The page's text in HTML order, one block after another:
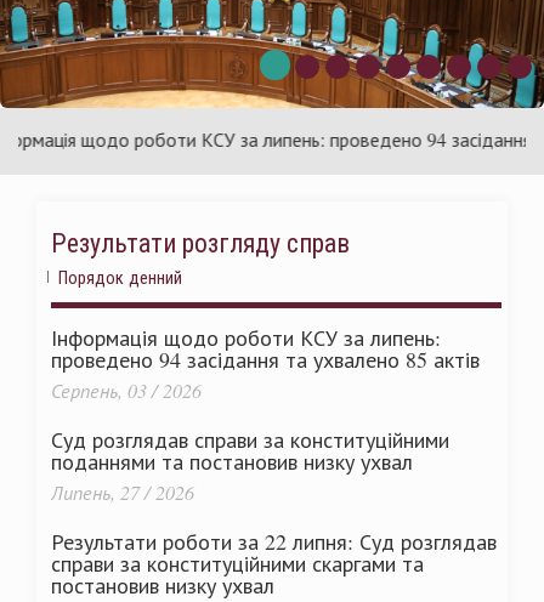
щодо роботи КСУ за липень: проведено 94 засідання та
Результати розгляду справ
Порядок денний
Інформація щодо роботи КСУ за липень:
проведено 94 засідання та ухвалено 85 актів
Серпень, 03 / 2026
Суд розглядав справи за конституційними
поданнями та постановив низку ухвал
Липень, 27 / 2026
Результати роботи за 22 липня: Суд розглядав
справи за конституційними скаргами та
постановив низку ухвал